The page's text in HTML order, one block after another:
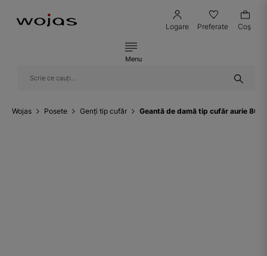
Logare Preferate Coş
Menu
Wojas Posete Genți tip cufăr Geantă de damă tip cufăr aurie